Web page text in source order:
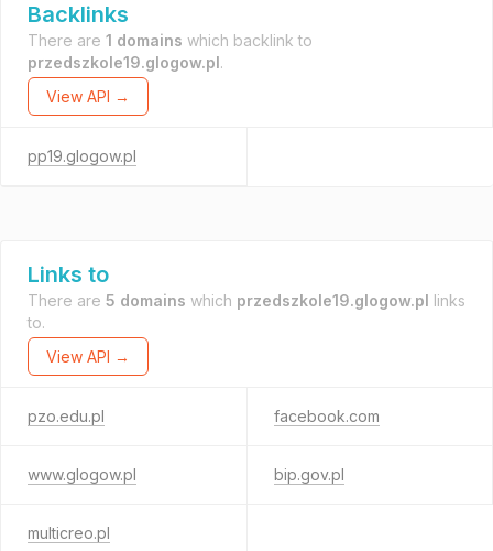
Backlinks
There are 1 domains which backlink to
przedszkole19.glogow.pl.
View API →
pp19.glogow.pl
Links to
There are 5 domains which przedszkole19.glogow.pl links
to.
View API →
pzo.edu.pl facebook.com
www.glogow.pl bip.gov.pl
multicreo.pl